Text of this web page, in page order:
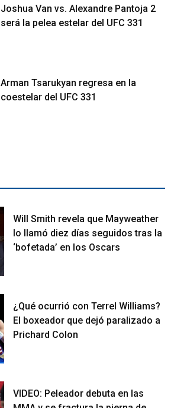
Joshua Van vs. Alexandre Pantoja 2
será la pelea estelar del UFC 331
Arman Tsarukyan regresa en la
coestelar del UFC 331
Will Smith revela que Mayweather
lo llamó diez días seguidos tras la
‘bofetada’ en los Oscars
¿Qué ocurrió con Terrel Williams?
El boxeador que dejó paralizado a
Prichard Colon
VIDEO: Peleador debuta en las